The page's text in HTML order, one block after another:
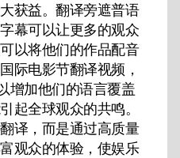
获益。翻译旁遮普语
幕可以让更多的观众
以将他们的作品配音
际电影节翻译视频，
增加他们的语言覆盖
起全球观众的共鸣。
译，而是通过高质量
观众的体验，使娱乐